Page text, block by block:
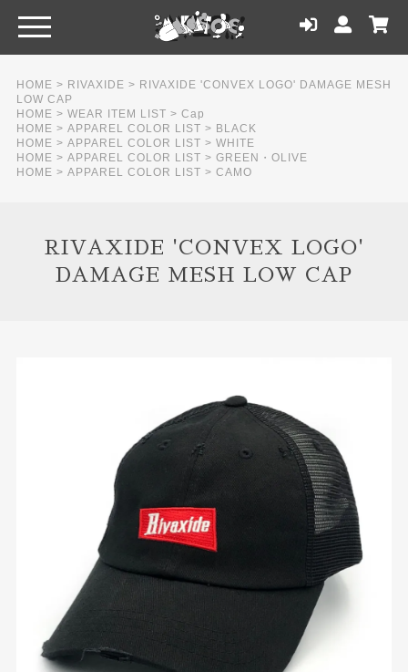
HOME > RIVAXIDE > RIVAXIDE 'CONVEX LOGO' DAMAGE MESH
LOW CAP
HOME > WEAR ITEM LIST > Cap
HOME > APPAREL COLOR LIST > BLACK
HOME > APPAREL COLOR LIST > WHITE
HOME > APPAREL COLOR LIST > GREEN・OLIVE
HOME > APPAREL COLOR LIST > CAMO
RIVAXIDE 'CONVEX LOGO'
DAMAGE MESH LOW CAP